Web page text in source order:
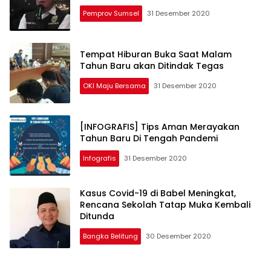
Pemprov Sumsel 31 Desember 2020
Tempat Hiburan Buka Saat Malam
Tahun Baru akan Ditindak Tegas
OKI Maju Bersama 31 Desember 2020
[INFOGRAFIS] Tips Aman Merayakan
Tahun Baru Di Tengah Pandemi
Infografis 31 Desember 2020
Kasus Covid-19 di Babel Meningkat,
Rencana Sekolah Tatap Muka Kembali
Ditunda
Bangka Belitung 30 Desember 2020